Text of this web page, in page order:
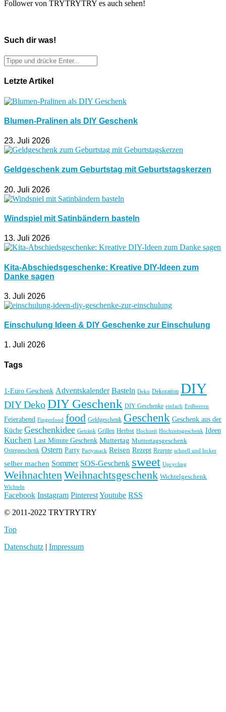
Follower von TRYTRYTRY es auch sehen!
Such dir was!
Letzte Artikel
Blumen-Pralinen als DIY Geschenk
23. Juli 2026
Geldgeschenk zum Geburtstag mit Geburtstagskerzen
20. Juli 2026
Windspiel mit Satinbändern basteln
13. Juli 2026
Kita-Abschiedsgeschenke: Kreative DIY-Ideen zum
Danke sagen
3. Juli 2026
Einschulung Ideen & DIY Geschenke zur Einschulung
1. Juli 2026
Tags
1-Euro Geschenk Adventskalender Basteln Deko Dekoration DIY
DIY DekoDIY Geschenk DIY Geschenke einfach Erdbeeren
Feierabend Fingerfood food Geldgeschenk Geschenk Geschenk aus der
Küche Geschenkidee Getränk Grillen Herbst Hochzeit Hochzeitsgeschenk Ideen
Kuchen Last Minute Geschenk Muttertag Muttertagsgeschenk
Ostergeschenk Ostern Party Partysnack Reisen Rezept Rezepte schnell und lecker
selber machen Sommer SOS-Geschenk sweet Upcycling
WeihnachtenWeihnachtsgeschenk Wichtelgeschenk
Wichteln
Facebook Instagram PinterestYoutube RSS
© 2011-2022 TRYTRYTRY
Top
Datenschutz | Impressum